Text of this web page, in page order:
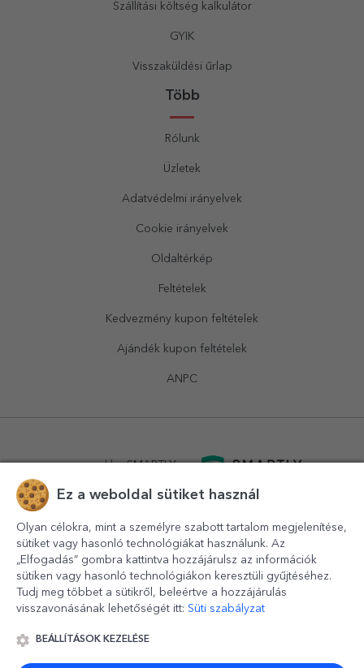
Szállítási költség kalkulátor
GYIK
Visszaküldési űrlap
Több
Rólunk
Üzletek
Adatvédelmi irányelvek
Cookie irányelvek
Oldaltérkép
Feltételek
Kedvezmény kupon feltételek
Ajándék kupon feltételek
ANPC
powered bySMARTLY.ro
© 2016-2026 StarGift
Ez a weboldal sütiket használ
Olyan célokra, mint a személyre szabott tartalom megjelenítése,
sütiket vagy hasonló technológiákat használunk. Az
„Elfogadás” gombra kattintva hozzájárulsz az információk
sütiken vagy hasonló technológiákon keresztüli gyűjtéséhez.
Tudj meg többet a sütikről, beleértve a hozzájárulás
visszavonásának lehetőségét itt: Süti szabályzat
BEÁLLÍTÁSOK KEZELÉSE